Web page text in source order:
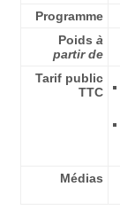
Programme
Poids à
partir de
Tarif public
TTC
Médias